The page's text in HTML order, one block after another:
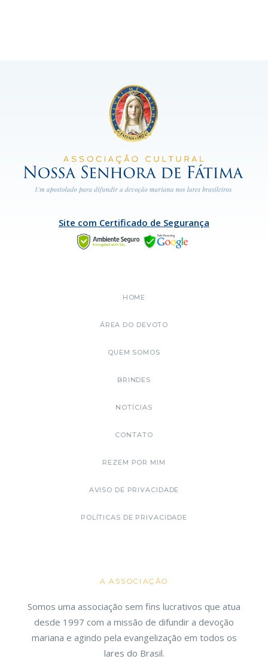
Site com Certificado de Segurança
HOME
ÁREA DO DEVOTO
QUEM SOMOS
BRINDES
NOTÍCIAS
CONTATO
REZEM POR MIM
AVISO DE PRIVACIDADE
POLÍTICAS DE PRIVACIDADE
A ASSOCIAÇÃO
Somos uma associação sem fins lucrativos que atua
desde 1997 com a missão de difundir a devoção
mariana e agindo pela evangelização em todos os
lares do Brasil.